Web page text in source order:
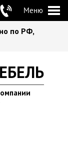
Меню
по РФ,